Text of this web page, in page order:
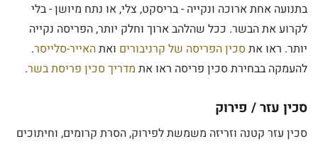
בתנועה אחת ארוכה ונקייה - בריסקט, צלי, או נתח מיושן - בלי
לקרוע את הבשר. ככל שהלהב ארוך וחלק יותר, הפריסה נקייה
יותר. ראו אתסכין הפריסה של קרניבורים ואתהאייר-סלייסר.
להעמקה בבחירת סכין פריסה ראו את מדריך סכין פריסת בשר.
סכין עזר / פירוק
סכין עזר קטנה וזריזה משמשת לפירוק, הסרת קרומים, וחיתוכים